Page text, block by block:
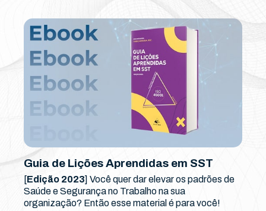
Guia de Lições Aprendidas em SST
[Edição 2023] Você quer dar elevar os padrões de
Saúde e Segurança no Trabalho na sua
organização? Então esse material é para você!